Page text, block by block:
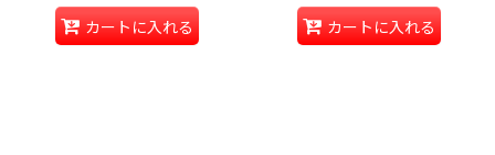
カートに入れる カートに入れる